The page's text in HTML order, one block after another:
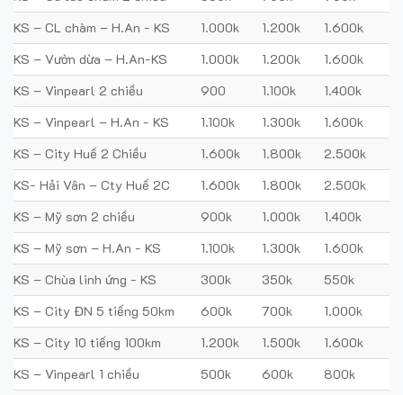
KS – CL chàm – H.An - KS
1.000k 1.200k
1.600k
KS – Vườn dừa – H.An-KS
1.000k 1.200k
1.600k
KS – Vinpearl 2 chiều
900 1.100k
1.400k
KS – Vinpearl – H.An - KS
1.100k 1.300k
1.600k
KS – City Huế 2 Chiều
1.600k 1.800k
2.500k
KS- Hải Vân – Cty Huế 2C
1.600k 1.800k
2.500k
KS – Mỹ sơn 2 chiều
900k 1.000k
1.400k
KS – Mỹ sơn – H.An - KS
1.100k 1.300k
1.600k
KS – Chùa linh ứng - KS
300k 350k
550k
KS – City ĐN 5 tiếng 50km
600k 700k
1.000k
KS – City 10 tiếng 100km
1.200k 1.500k
1.600k
KS – Vinpearl 1 chiều
500k 600k
800k